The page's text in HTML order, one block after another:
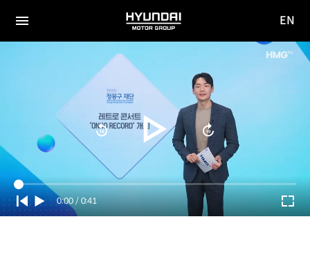
전체
HYUNDAI
MOTOR
GROUP
사이
EN
Current
Time
0:00 / Duration
0:41